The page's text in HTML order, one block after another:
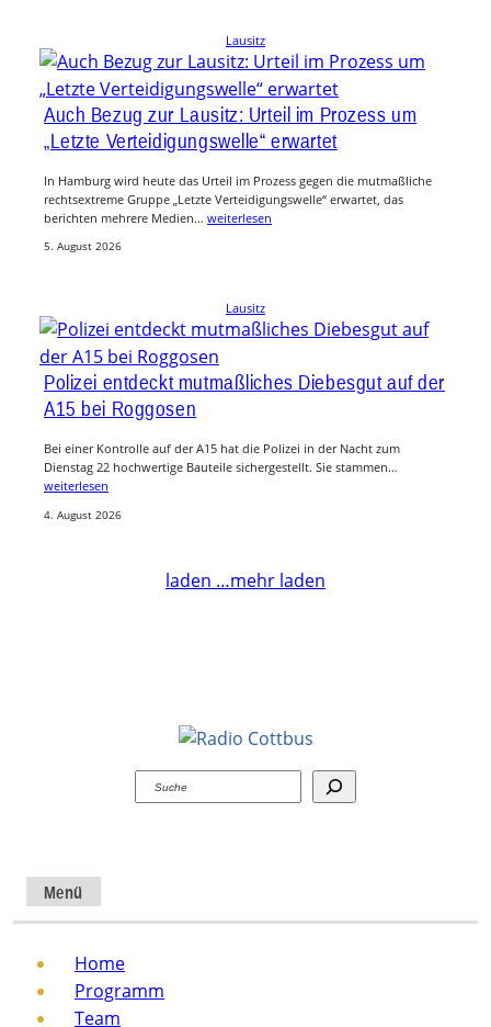
Lausitz
Auch Bezug zur Lausitz: Urteil im Prozess um
„Letzte Verteidigungswelle“ erwartet
In Hamburg wird heute das Urteil im Prozess gegen die mutmaßliche
rechtsextreme Gruppe „Letzte Verteidigungswelle“ erwartet, das
berichten mehrere Medien… weiterlesen
5. August 2026
Lausitz
Polizei entdeckt mutmaßliches Diebesgut auf der
A15 bei Roggosen
Bei einer Kontrolle auf der A15 hat die Polizei in der Nacht zum
Dienstag 22 hochwertige Bauteile sichergestellt. Sie stammen…
weiterlesen
4. August 2026
laden …mehr laden
Suchen
Menü
Home
Programm
Team